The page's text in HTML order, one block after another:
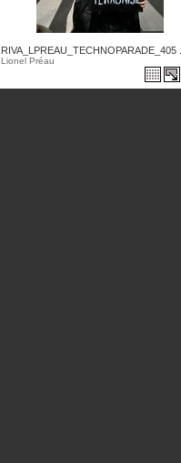
RIVA_LPREAU_TECHNOPARADE_405
Lionel Préau